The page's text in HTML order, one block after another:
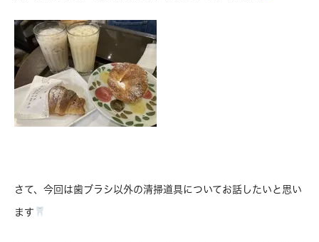
さて、今回は歯ブラシ以外の清掃道具についてお話したいと思い
ます